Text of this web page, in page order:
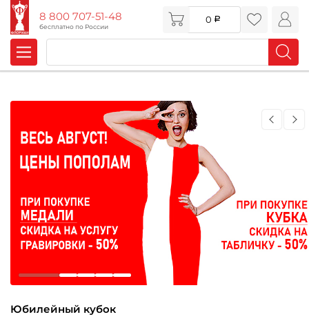
8 800 707-51-48
бесплатно по России
0
Юбилейный кубок